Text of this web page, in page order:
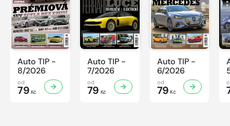
Auto TIP -
8/2026
od
79 Kč
Auto TIP -
7/2026
od
79 Kč
Auto TIP -
6/2026
od
79 Kč